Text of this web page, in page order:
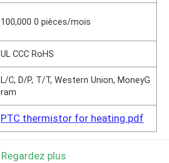
100,000 0 pièces/mois
UL CCC RoHS
L/C, D/P, T/T, Western Union, MoneyG
ram
PTC thermistor for heating.pdf
Regardez plus